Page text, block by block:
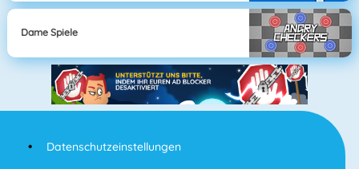
Dame Spiele
Datenschutzeinstellungen